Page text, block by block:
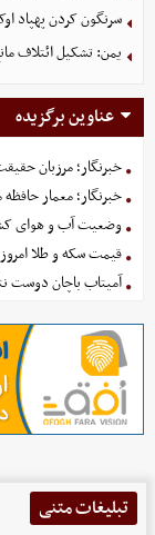
سرنگون کردن پهپاد
یمن: تشکیل ائتلاف
عناوین برگزیده
خبرنگار؛ مرزبان
خبرنگار؛ معمار
وضعیت آب و هوای کشور
قیمت سکه و طلا امروز شنبه ۱۷
آمیتاب باچان دوست
تبلیغات متنی